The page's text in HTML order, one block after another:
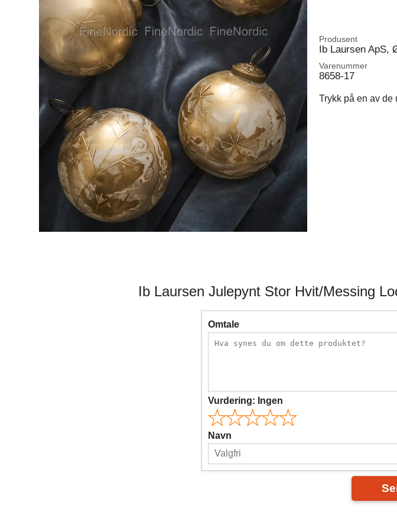
Produsent
Ib Laursen ApS,
Varenummer
8658-17
Trykk på en av de
Ib Laursen Julepynt Stor Hvit/Messing
Omtale
Vurdering: Ingen
Navn